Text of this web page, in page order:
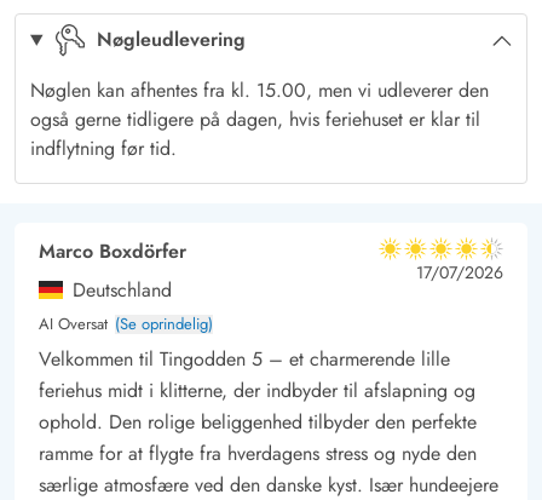
for både store og små. En lille køretur fra huset finder i Hvide
Sande, der ligger midt på Holmsland Klit. Her kan I året rundt
købe friske fisk og opleve livet i et fiskersamfund. Stranden
ved Hvide Sande er tidligere blevet kåret som Danmarks
bedste. Her kan I se hvidt sand så langt, øjet rækker. Der er
desuden barnevogns- og kørestolsvenlig adgang helt ned til
Nøgleudlevering
Nøglen kan afhentes fra kl. 15.00, men vi udleverer den
også gerne tidligere på dagen, hvis feriehuset er klar til
indflytning før tid.
Marco Boxdörfer
Deutschland
AI Oversat (Se oprindelig)
4.5 ud af 5
4.5 ud af 5
4.5 out of 5
17/07/2026
Velkommen til Tingodden 5 – et charmerende lille
feriehus midt i klitterne, der indbyder til afslapning og
ophold. Den rolige beliggenhed tilbyder den perfekte
ramme for at flygte fra hverdagens stress og nyde den
særlige atmosfære ved den danske kyst. Især hundeejere